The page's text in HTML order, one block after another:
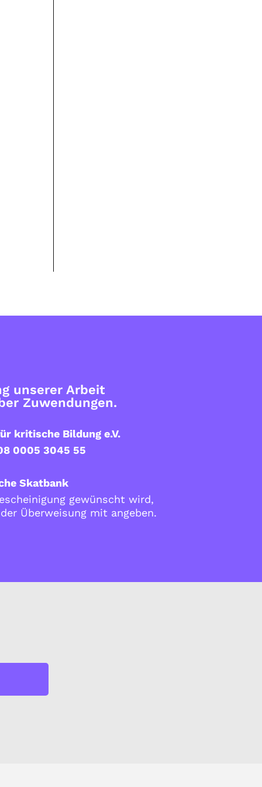
unserer Arbeit
Zuwendungen.
kritische Bildung e.V.
0005 3045 55
Skatbank
gewünscht wird,
Überweisung mit angeben.